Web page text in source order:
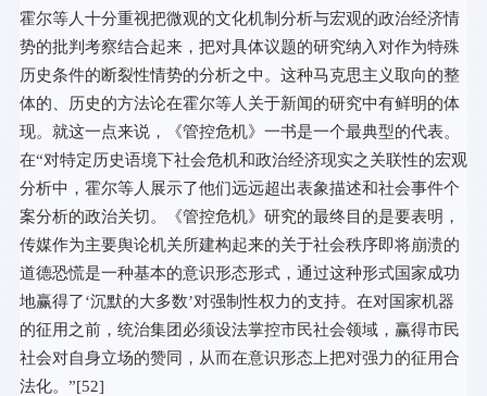
霍尔等人十分重视把微观的文化机制分析与宏观的政治经济情
势的批判考察结合起来，把对具体议题的研究纳入对作为特殊
历史条件的断裂性情势的分析之中。这种马克思主义取向的整
体的、历史的方法论在霍尔等人关于新闻的研究中有鲜明的体
现。就这一点来说，《管控危机》一书是一个最典型的代表。
在“对特定历史语境下社会危机和政治经济现实之关联性的宏观
分析中，霍尔等人展示了他们远远超出表象描述和社会事件个
案分析的政治关切。《管控危机》研究的最终目的是要表明，
传媒作为主要舆论机关所建构起来的关于社会秩序即将崩溃的
道德恐慌是一种基本的意识形态形式，通过这种形式国家成功
地赢得了‘沉默的大多数’对强制性权力的支持。在对国家机器
的征用之前，统治集团必须设法掌控市民社会领域，赢得市民
社会对自身立场的赞同，从而在意识形态上把对强力的征用合
法化。”[52]